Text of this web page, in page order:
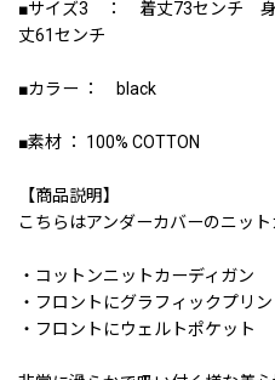
■サイズ3 ： 着丈73センチ
丈61センチ
■カラー ： black
■素材 ： 100% COTTON
【商品説明】
こちらはアンダーカバーのニット
・コットンニットカーディガン
・フロントにグラフィックプリ
・フロントにウェルトポケット